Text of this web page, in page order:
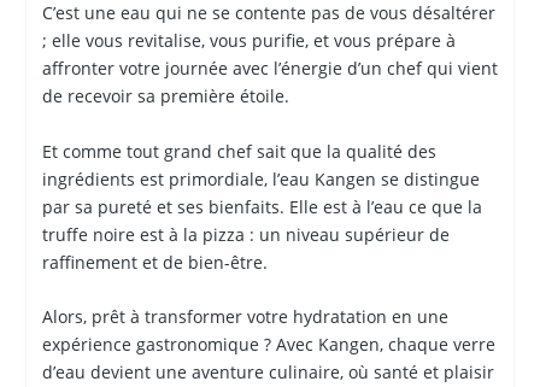
C’est une eau qui ne se contente pas de vous désaltérer
; elle vous revitalise, vous purifie, et vous prépare à
affronter votre journée avec l’énergie d’un chef qui vient
de recevoir sa première étoile.
Et comme tout grand chef sait que la qualité des
ingrédients est primordiale, l’eau Kangen se distingue
par sa pureté et ses bienfaits. Elle est à l’eau ce que la
truffe noire est à la pizza : un niveau supérieur de
raffinement et de bien-être.
Alors, prêt à transformer votre hydratation en une
expérience gastronomique ? Avec Kangen, chaque verre
d’eau devient une aventure culinaire, où santé et plaisir